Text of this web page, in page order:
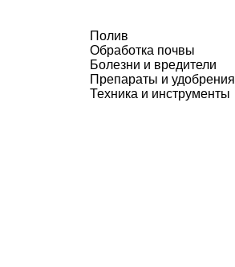
Полив
Обработка почвы
Болезни и вредители
Препараты и удобрения
Техника и инструменты